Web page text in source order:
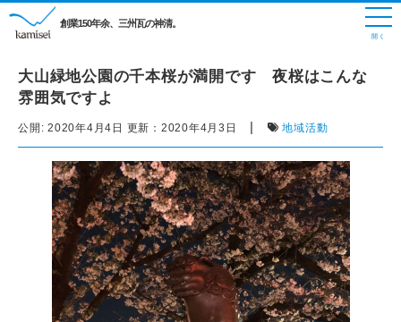
創業150年余、三州瓦の神清。
大山緑地公園の千本桜が満開です 夜桜はこんな
雰囲気ですよ
公開: 2020年4月4日 更新： 2020年4月3日 | 地域活動